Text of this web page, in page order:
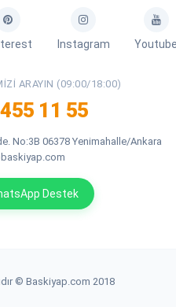
Instagram
ARAYIN (09:00/18:00)
11 55
No:3B 06378 Yenimahalle/Ankara
Destek
© Baskiyap.com 2018